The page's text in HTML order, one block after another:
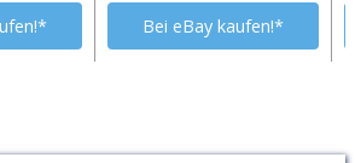
Bei eBay kaufen!*